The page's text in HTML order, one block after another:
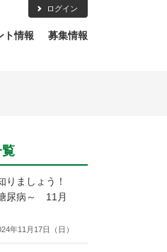
ログイン
ト情報 募集情報
りましょう！
尿病～ 11月
年11月17日（日）